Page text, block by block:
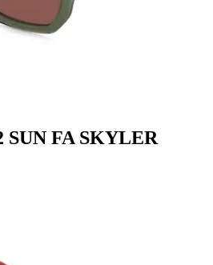
SUN FA SKYLER